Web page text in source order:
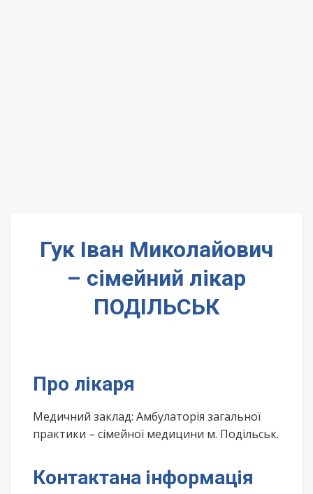
Гук Іван Миколайович
– сімейний лікар
ПОДІЛЬСЬК
Про лікаря
Медичний заклад: Амбулаторія загальної
практики – сімейної медицини м. Подільськ.
Контактана інформація